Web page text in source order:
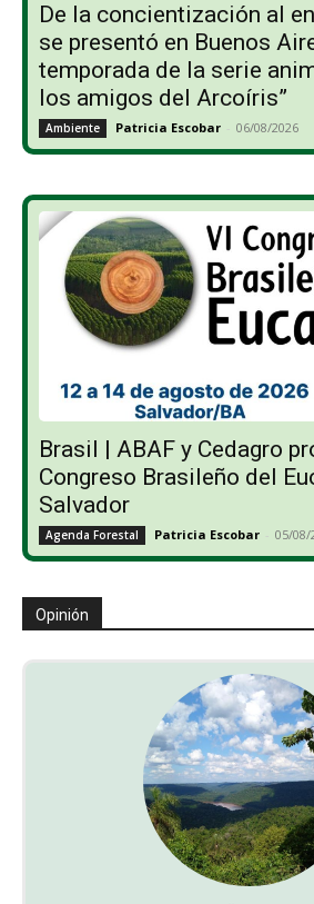
De la concientización al
se presentó en Buenos
temporada de la serie
los amigos del Arcoíris”
Ambiente Patricia Escobar - 06/08/2026
Brasil | ABAF y Cedagro
Congreso Brasileño del
Salvador
Agenda Forestal Patricia Escobar - 05/08/
Opinión